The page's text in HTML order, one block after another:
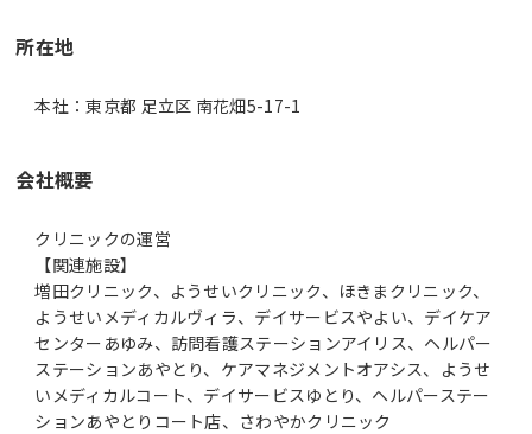
所在地
本社：東京都 足立区 南花畑5-17-1
会社概要
クリニックの運営
【関連施設】
増田クリニック、ようせいクリニック、ほきまクリニック、
ようせいメディカルヴィラ、デイサービスやよい、デイケア
センターあゆみ、訪問看護ステーションアイリス、ヘルパー
ステーションあやとり、ケアマネジメントオアシス、ようせ
いメディカルコート、デイサービスゆとり、ヘルパーステー
ションあやとりコート店、さわやかクリニック